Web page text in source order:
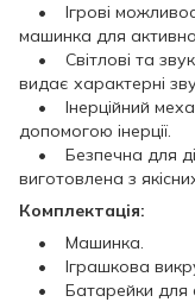
• Ігрові
машинка для
• Світлові та
видає характерні
• Інерційний
допомогою інерції.
• Безпечна для
виготовлена з
Комплектація:
• Машинка.
• Іграшкова
• Батарейки для